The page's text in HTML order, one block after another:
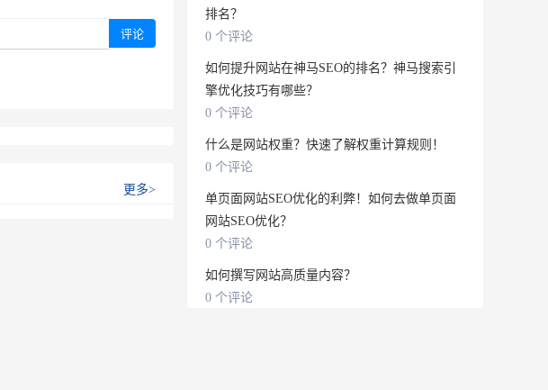
更多>
排名？
0 个评论
如何提升网站在神马SEO的排名？神马搜索引
擎优化技巧有哪些？
0 个评论
什么是网站权重？快速了解权重计算规则！
0 个评论
单页面网站SEO优化的利弊！如何去做单页面
网站SEO优化？
0 个评论
如何撰写网站高质量内容？
0 个评论